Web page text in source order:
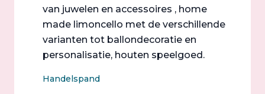
van juwelen en accessoires , home
made limoncello met de verschillende
varianten tot ballondecoratie en
personalisatie, houten speelgoed.
Handelspand